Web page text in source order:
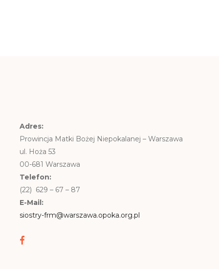
Adres:
Prowincja Matki Bożej Niepokalanej – Warszawa
ul. Hoża 53
00-681 Warszawa
Telefon:
(22) 629 – 67 – 87
E-Mail:
siostry-frm@warszawa.opoka.org.pl